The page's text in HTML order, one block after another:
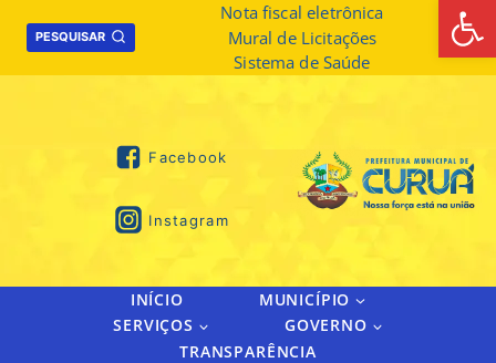
PESQUISAR
Nota fiscal eletrônica
Mural de Licitações
Sistema de Saúde
Facebook
Instagram
INÍCIO
MUNICÍPIO
SERVIÇOS
GOVERNO
TRANSPARÊNCIA